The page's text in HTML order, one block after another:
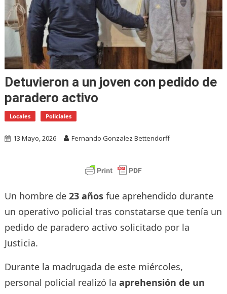
Detuvieron a un joven con pedido de
paradero activo
Locales Policiales
13 Mayo, 2026 Fernando Gonzalez Bettendorff
Un hombre de 23 añosfue aprehendido durante
un operativo policial tras constatarse que tenía un
pedido de paradero activo solicitado por la
Justicia.
Durante la madrugada de este miércoles,
personal policial realizó la aprehensión de un